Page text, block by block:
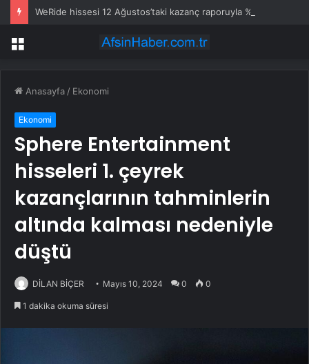
Menü
Anasayfa / Ekonomi
Ekonomi
Sphere Entertainment
hisseleri 1. çeyrek
kazançlarının tahminlerin
altında kalması nedeniyle
düştü
DİLAN BİÇER Mayıs 10, 2024 0 0
1 dakika okuma süresi